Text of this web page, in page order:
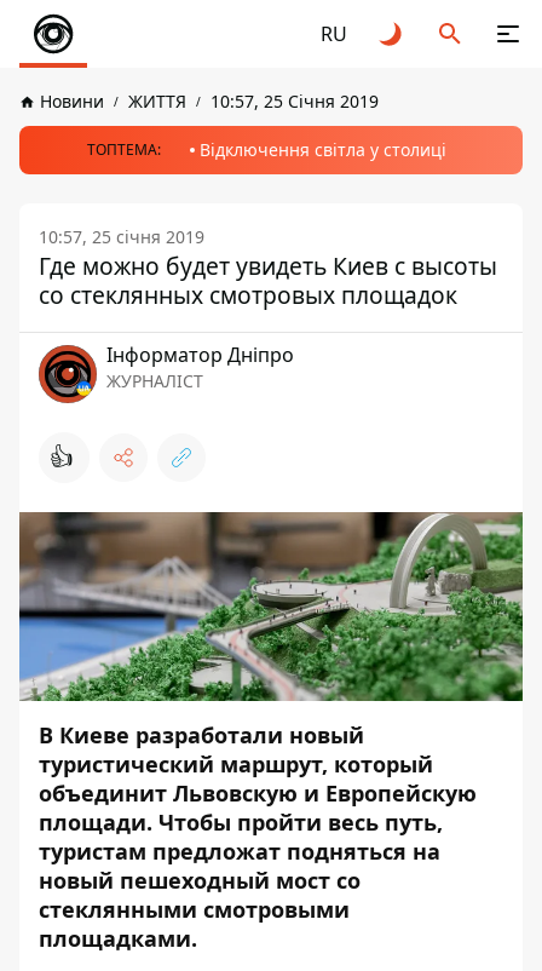
RU
Новини ЖИТТЯ 10:57, 25 Січня 2019
ТОПТЕМА: Відключення світла у столиці
10:57, 25 січня 2019
Где можно будет увидеть Киев с высоты
со стеклянных смотровых площадок
Інформатор Дніпро
ЖУРНАЛІСТ
👍
В Киеве разработали новый
туристический маршрут, который
объединит Львовскую и Европейскую
площади. Чтобы пройти весь путь,
туристам предложат подняться на
новый пешеходный мост со
стеклянными смотровыми
площадками.